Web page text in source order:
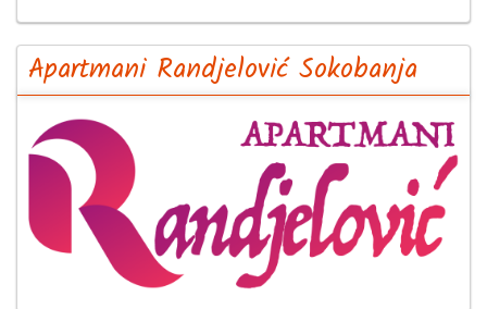
Apartmani Randjelović Sokobanja